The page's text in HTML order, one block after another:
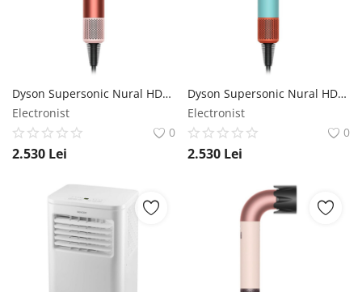
Dyson Supersonic Nural HD16 Strawberry Bronze / Blush Pink - Uscător de păr Dyson
Electronist
0
2.530 Lei
Dyson Supersonic Nural HD16 Ceramic patina / Topaz - Uscător de păr Dyson
Electronist
0
2.530 Lei